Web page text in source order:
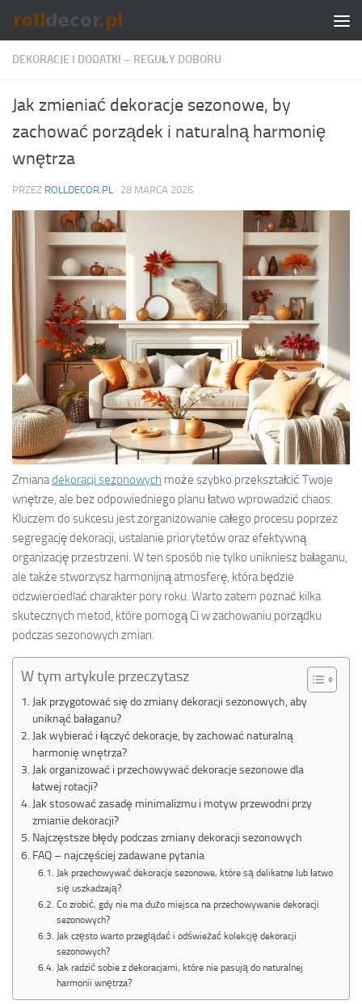
Skip to content
DEKORACJE I DODATKI – REGUŁY DOBORU
Jak zmieniać dekoracje sezonowe, by
zachować porządek i naturalną harmonię
wnętrza
PRZEZ ROLLDECOR.PL · 28 MARCA 2026
Zmianadekoracji sezonowych może szybko przekształcić Twoje
wnętrze, ale bez odpowiedniego planu łatwo wprowadzić chaos.
Kluczem do sukcesu jest zorganizowanie całego procesu poprzez
segregację dekoracji, ustalanie priorytetów oraz efektywną
organizację przestrzeni. W ten sposób nie tylko unikniesz bałaganu,
ale także stworzysz harmonijną atmosferę, która będzie
odzwierciedlać charakter pory roku. Warto zatem poznać kilka
skutecznych metod, które pomogą Ci w zachowaniu porządku
podczas sezonowych zmian.
W tym artykule przeczytasz
Jak przygotować się do zmiany dekoracji sezonowych, aby
uniknąć bałaganu?
Jak wybierać i łączyć dekoracje, by zachować naturalną
harmonię wnętrza?
Jak organizować i przechowywać dekoracje sezonowe dla
łatwej rotacji?
Jak stosować zasadę minimalizmu i motyw przewodni przy
zmianie dekoracji?
Najczęstsze błędy podczas zmiany dekoracji sezonowych
FAQ – najczęściej zadawane pytania
Jak przechowywać dekoracje sezonowe, które są delikatne lub łatwo
się uszkadzają?
Co zrobić, gdy nie ma dużo miejsca na przechowywanie dekoracji
sezonowych?
Jak często warto przeglądać i odświeżać kolekcję dekoracji
sezonowych?
Jak radzić sobie z dekoracjami, które nie pasują do naturalnej
harmonii wnętrza?